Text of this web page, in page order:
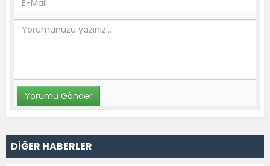
DİĞER HABERLER